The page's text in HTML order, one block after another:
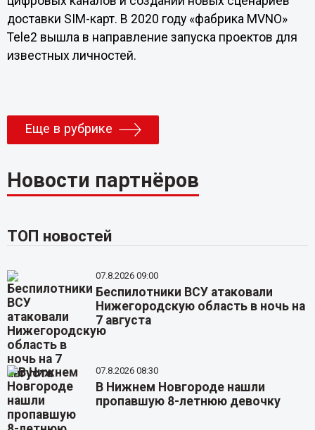
доставки SIM-карт. В 2020 году «фабрика MVNO»
Tele2 вышла в направление запуска проектов для
известных личностей.
Еще в рубрике
Новости партнёров
ТОП новостей
07.8.2026 09:00
Беспилотники ВСУ атаковали
Нижегородскую область в ночь на
7 августа
07.8.2026 08:30
В Нижнем Новгороде нашли
пропавшую 8-летнюю девочку